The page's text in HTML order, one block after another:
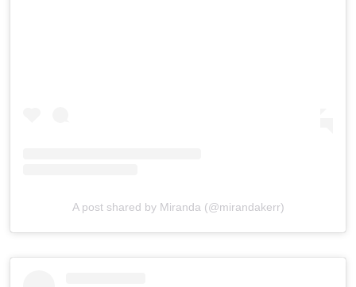
A post shared by Miranda (@mirandakerr)